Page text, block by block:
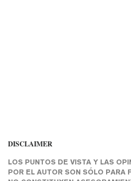
DISCLAIMER
LOS PUNTOS DE VISTA Y LAS
POR EL AUTOR SON SÓLO PARA